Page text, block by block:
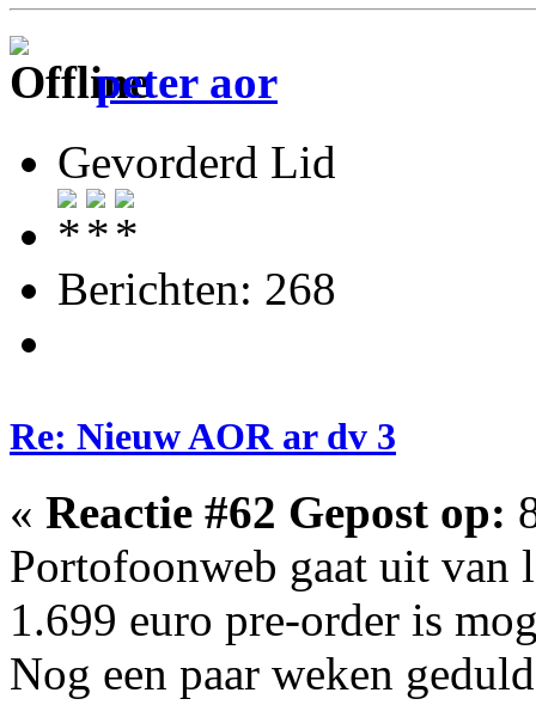
peter aor
Gevorderd Lid
Berichten: 268
Re: Nieuw AOR ar dv 3
« Reactie #62 Gepost op:
Portofoonweb gaat uit
1.699 euro pre-order is
Nog een paar weken